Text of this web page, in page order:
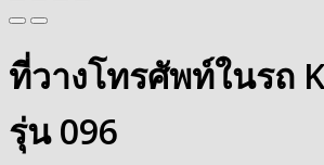
ที่วางโทรศัพท์ในรถ
รุ่น 096